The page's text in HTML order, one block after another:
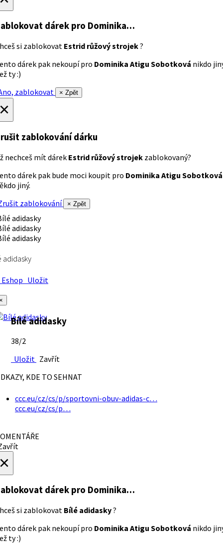
dárek pro Dominika…
si zablokovat Estrid růžový strojek?
dárek pak nekoupí pro Dominika Atigu Sobotková nikdo
ty :)
zablokovat
× Zpět
zablokování dárku
nechceš mít dárek Estrid růžový strojek zablokovaný?
dárek pak bude moci koupit pro Dominika Atigu Sobotková
jiný.
zablokování
× Zpět
adidasky
Uložit
Bílé adidasky
38/2
Uložit Zavřít
KDE TO SEHNAT
ccc.eu/cz/cs/p/sportovni-obuv-adidas-c…
ccc.eu/cz/cs/p…
dárek pro Dominika…
si zablokovat Bílé adidasky?
dárek pak nekoupí pro Dominika Atigu Sobotková nikdo
ty :)